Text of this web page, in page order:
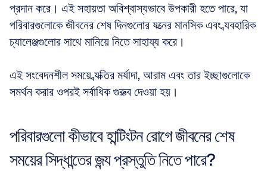
প্রদান করে। এই সহায়তা অবিশ্বাস্যভাবে উপকারী হতে পারে, যা
পরিবারগুলোকে জীবনের শেষ দিনগুলোর যত্নের মানসিক এবং ব্যবহারিক
চ্যালেঞ্জগুলোর সাথে মানিয়ে নিতে সাহায্য করে।
এই সংবেদনশীল সময়ে ব্যক্তির মর্যাদা, আরাম এবং তার ইচ্ছাগুলোকে
সমর্থন করার ওপরই সর্বাধিক গুরুত্ব দেওয়া হয়।
পরিবারগুলো কীভাবে হান্টিংটন রোগে জীবনের শেষ
সময়ের সিদ্ধান্তের জন্য প্রস্তুতি নিতে পারে?